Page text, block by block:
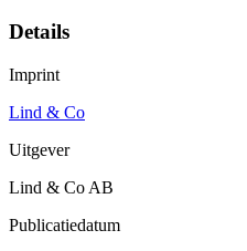
Details
Imprint
Lind & Co
Uitgever
Lind & Co AB
Publicatiedatum